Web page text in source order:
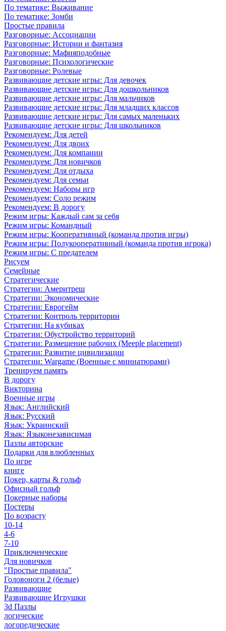
По тематике: Выживание
По тематике: Зомби
Простые правила
Разговорные: Ассоциации
Разговорные: Истории и фантазия
Разговорные: Мафияподобные
Разговорные: Психологические
Разговорные: Ролевые
Развивающие детские игры: Для девочек
Развивающие детские игры: Для дошкольников
Развивающие детские игры: Для мальчиков
Развивающие детские игры: Для младших классов
Развивающие детские игры: Для самых маленьких
Развивающие детские игры: Для школьников
Рекомендуем: Для детей
Рекомендуем: Для двоих
Рекомендуем: Для компании
Рекомендуем: Для новичков
Рекомендуем: Для отдыха
Рекомендуем: Для семьи
Рекомендуем: Наборы игр
Рекомендуем: Соло режим
Рекомендуем: В дорогу
Режим игры: Каждый сам за себя
Режим игры: Командный
Режим игры: Кооперативный (команда против игры)
Режим игры: Полукооперативный (команда против игрока)
Режим игры: С предателем
Рисуем
Семейные
Стратегические
Стратегии: Америтреш
Стратегии: Экономические
Стратегии: Еврогейм
Стратегии: Контроль территории
Стратегии: На кубиках
Стратегии: Обустройство территорий
Стратегии: Размещение рабочих (Meeple placement)
Стратегии: Развитие цивилизации
Стратегии: Wargame (Военные с миниатюрами)
Тренируем память
В дорогу
Викторина
Военные игры
Язык: Английский
Язык: Русский
Язык: Украинский
Язык: Языконезависимая
Пазлы авторские
Подарки для влюбленных
По игре
книге
Покер, карты & гольф
Офисный гольф
Покерные наборы
Постеры
По возрасту
10-14
4-6
7-10
Приключенческие
Для новичков
"Простые правила"
Головоноги 2 (белые)
Развивающие
Развивающие Игрушки
3d Пазлы
логические
логопедические